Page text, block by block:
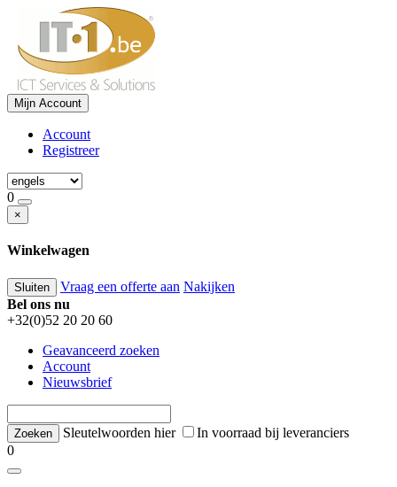
Mijn Account
Account
Registreer
0
×
Winkelwagen
Sluiten Vraag een offerte aan Nakijken
Bel ons nu
+32(0)52 20 20 60
Geavanceerd zoeken
Account
Nieuwsbrief
Sleutelwoorden hier
In voorraad bij leveranciers
0